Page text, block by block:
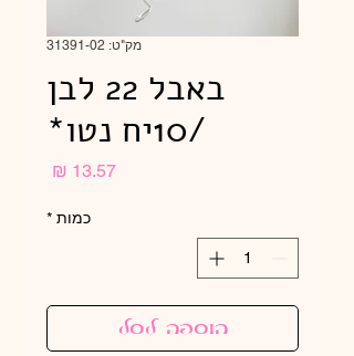
מק"ט: 31391-02
באבל 22 לבן
/10יח נטו*
כמות *
הוספה לסל